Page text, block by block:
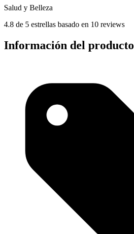
Salud y Belleza
4.8 de 5 estrellas basado en 10 reviews
Información del producto